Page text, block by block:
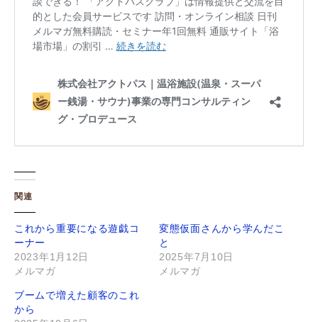
関連
これから重要になる遊戯コ
ーナー
2023年1月12日
メルマガ
変態仮面さんから学んだこ
と
2025年7月10日
メルマガ
ブームで増えた顧客のこれ
から